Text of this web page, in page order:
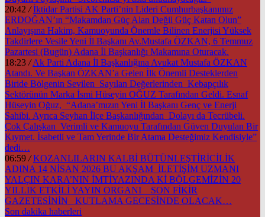
20:42 / İktidar Partisi AK Parti’nin Lideri Cumhurbaşkanımız
ERDOĞAN’ın “Makamdan Güç Alan Değil Güç Katan Olun”
Anlayışına Hakim, Kamuoyunda Önemle Bilinen Enerjisi Yüksek
Takdirlere Vesile Yeni İl Başkanı Av.Mustafa ÖZKAN, 6 Temmuz
Pazartesi (Bugün) Adana İl Başkanlığı Makamına Oturacak.
18:23 / Ak Parti Adana İl Başkanlığına Avukat Mustafa ÖZKAN
Atandı. Ve Başkan ÖZKAN’a Gelen İlk Önemli Desteklerden
Biride Bölgenin Sevilen Sayılan Değerlerinden Kebapçılık
Sektörünün Marka İsmi Hüseyin OĞUZ Tarafından Geldi. Esnaf
Hüseyin Oğuz, “Adana’mızın Yeni İl Başkanı Genç ve Enerji
Sahibi. Ayrıca Seyhan İlçe Başkanlığından Dolayı da Tecrübeli.
Çok Çalışkan Verimli ve Kamuoyu Tarafından Güven Duyulan Bir
Kıymet. İsabetli ve Tam Yerinde Bir Atama Desteğimiz Kendisiyle”
dedi…
06:59 / KOZANLILARIN KALBİ BÜTÜNLEŞTİRİCİLİK
ADINA 14 NİSAN 2026 BU AKŞAM İLETİŞİM UZMANI
YALÇIN KARA’NIN İMTİYAZINDA Kİ BÖLGEMİZİN 20
YILLIK ETKİLİ YAYIN ORGANI SON FİKİR
GAZETESİNİN KUTLAMA GECESİNDE OLACAK…
Son dakika haberleri